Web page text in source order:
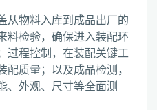
从物料入库到成品出厂的
料检验，确保进入装配环
过程控制，在装配关键工
配质量；以及成品检测，
、外观、尺寸等全面测